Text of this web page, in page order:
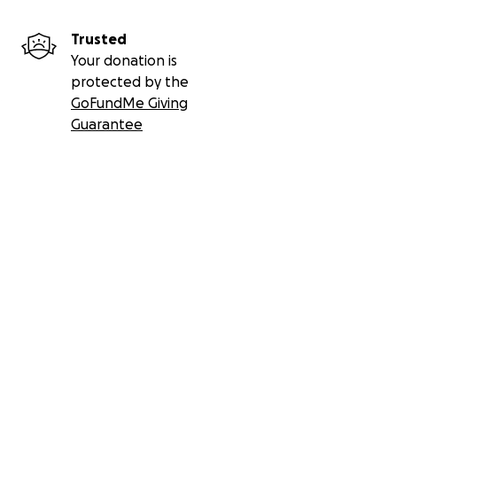
Trusted
Your donation is
protected by the
GoFundMe Giving
Guarantee